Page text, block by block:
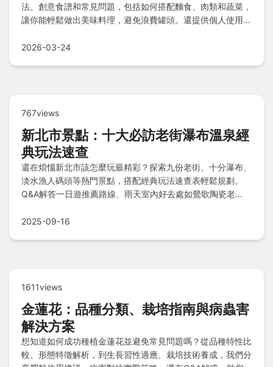
法、創意食譜和常見問題，包括如何搭配麵食、肉類和蔬菜，
讓你能輕鬆做出美味料理，避免浪費罐頭。還提供個人使用心
2026-03-24
767views
新北市景點：十大必訪老街瀑布溫泉經
典玩法速查
還在煩惱新北市該怎麼玩最精彩？探索九份老街、十分瀑布、
淡水漁人碼頭等熱門景點，搭配經典玩法速查表輕鬆規劃。
Q&A解答一日遊推薦路線、雨天室內好去處如鶯歌陶瓷老
憾！
2025-09-16
1611views
金蓮花：品種分類、栽培指南與病蟲害
解決方案
想知道如何成功種植金蓮花並避免常見問題嗎？從品種特性比
較、形態特徵解析，到生長習性適應、栽培技術養成，我們分